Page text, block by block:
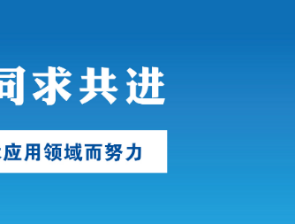
标设备
工具
标准下载